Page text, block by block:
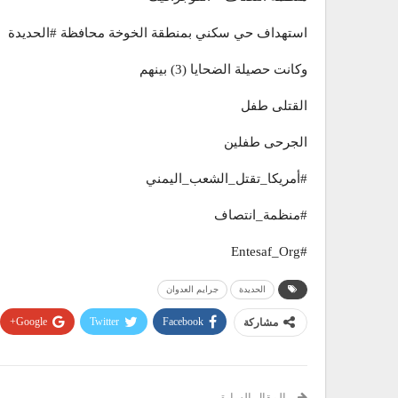
استهداف حي سكني بمنطقة الخوخة محافظة #الحديدة
وكانت حصيلة الضحايا (3) بينهم
القتلى طفل
الجرحى طفلين
#أمريكا_تقتل_الشعب_اليمني
#منظمة_انتصاف
#Entesaf_Org
الحديدة جرايم العدوان
مشاركة Facebook
Twitter
Google+